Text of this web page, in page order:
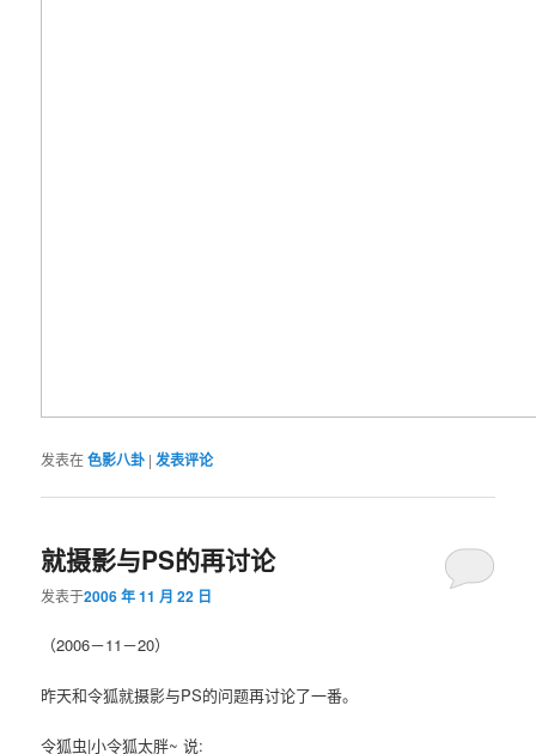
发表在色影八卦 |发表评论
就摄影与PS的再讨论
发表于2006 年 11 月 22 日
（2006－11－20）
昨天和令狐就摄影与PS的问题再讨论了一番。
令狐虫|小令狐太胖~ 说: